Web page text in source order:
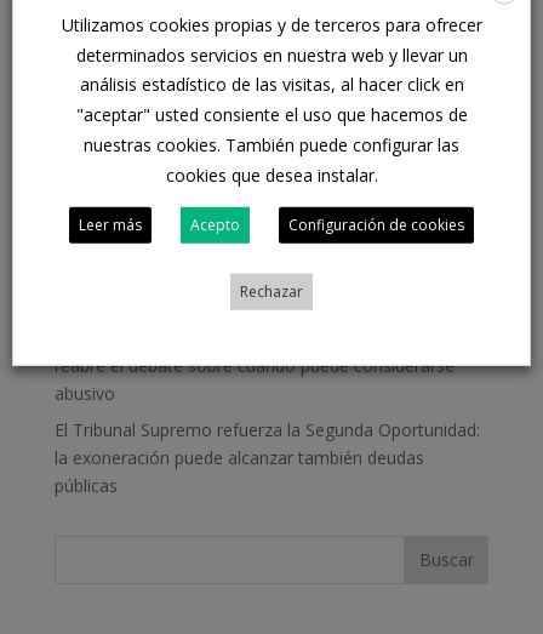
Entradas recientes
El IRPH vuelve al TJUE: un juez cuestiona si realmente
los consumidores entendían lo que firmaban
¿Cuándo un crédito al consumo puede considerarse
abusivo? El Supremo aclara los criterios
Tarjetas revolving bajo la lupa: la justicia endurece el
control sobre los créditos al consumo
reabre el debate sobre cuándo puede considerarse
abusivo
El Tribunal Supremo refuerza la Segunda Oportunidad:
la exoneración puede alcanzar también deudas
públicas
Utilizamos cookies propias y de terceros para ofrecer
determinados servicios en nuestra web y llevar un
análisis estadístico de las visitas, al hacer click en
"aceptar" usted consiente el uso que hacemos de
nuestras cookies. También puede configurar las
cookies que desea instalar.
Leer más Acepto Configuración de cookies
Rechazar